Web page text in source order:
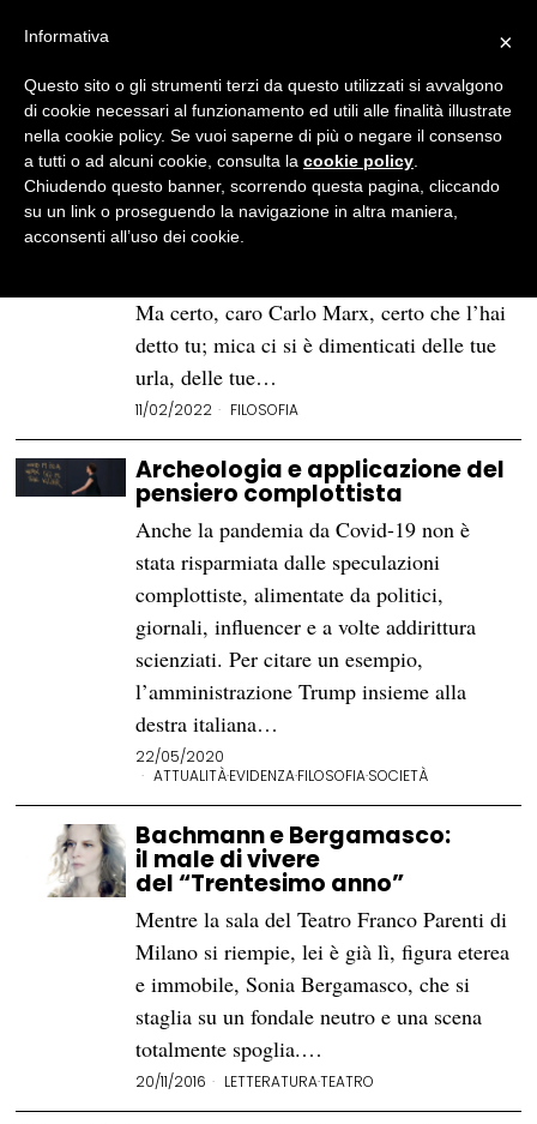
BROWSE TAG
ludwig wittgenstein
Platone, il cinema, le tigri:
l’alienazione è una cosa bella
Chi l’ha detto che l’alienazione è una
Ma certo, caro Carlo Marx, certo che l’hai
detto tu; mica ci si è dimenticati delle tue
urla, delle tue…
11/02/2022 FILOSOFIA
Archeologia e applicazione del
pensiero complottista
Anche la pandemia da Covid-19 non è
stata risparmiata dalle speculazioni
complottiste, alimentate da politici,
giornali, influencer e a volte addirittura
scienziati. Per citare un esempio,
l’amministrazione Trump insieme alla
destra italiana…
22/05/2020
ATTUALITÀ·EVIDENZA·FILOSOFIA·SOCIETÀ
Bachmann e Bergamasco:
il male di vivere
del “Trentesimo anno”
Mentre la sala del Teatro Franco Parenti di
Milano si riempie, lei è già lì, figura eterea
e immobile, Sonia Bergamasco, che si
staglia su un fondale neutro e una scena
totalmente spoglia.…
20/11/2016 LETTERATURA·TEATRO
×
Informativa
Questo sito o gli strumenti terzi da questo utilizzati si avvalgono
di cookie necessari al funzionamento ed utili alle finalità illustrate
nella cookie policy. Se vuoi saperne di più o negare il consenso
a tutti o ad alcuni cookie, consulta la cookie policy
Chiudendo questo banner, scorrendo questa pagina, cliccando
su un link o proseguendo la navigazione in altra maniera,
acconsenti all’uso dei cookie.